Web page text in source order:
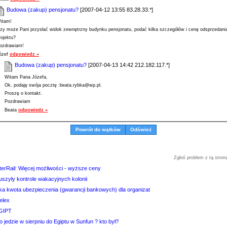
Budowa (zakup) pensjonatu? [2007-04-12 13:55 83.28.33.*]
może Pani przysłać widok zewnętrzny budynku pensjonatu, podać kilka szczegółów i cenę
odpowiedz »
Budowa (zakup) pensjonatu? [2007-04-13 14:42 212.182.117.*]
Witam Pana Józefa,
Ok, podaję swója pocztę :beata.rybka@wp.pl.
Proszę o kontakt.
Pozdrawiam
Beata odpowiedz »
Powrót do wątków Odśwież
Zgłoś problem z tą
Więcej możliwości - wyższe ceny
kontrole wakacyjnych kolonii
kwota ubezpieczenia (gwarancji bankowych) dla organizat
jedzie w sierpniu do Egiptu w Sunfun ? kto był?